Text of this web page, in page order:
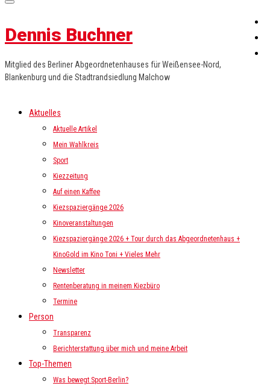
Dennis Buchner
Mitglied des Berliner Abgeordnetenhauses für Weißensee-Nord,
Blankenburg und die Stadtrandsiedlung Malchow
Aktuelles
Aktuelle Artikel
Mein Wahlkreis
Sport
Kiezzeitung
Auf einen Kaffee
Kiezspaziergänge 2026
Kinoveranstaltungen
Kiezspaziergänge 2026 + Tour durch das Abgeordnetenhaus +
KinoGold im Kino Toni + Vieles Mehr
Newsletter
Rentenberatung in meinem Kiezbüro
Termine
Person
Transparenz
Berichterstattung über mich und meine Arbeit
Top-Themen
Was bewegt Sport-Berlin?